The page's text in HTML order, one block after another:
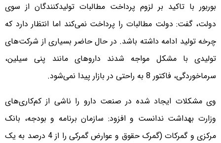
بوربور با تاکید بر لزوم پرداخت مطالبات تولیدکنندگان از سوی
دولت، گفت: دولت مطالبات را پرداخت نمی‌کند اما انتظار دارد که
چرخه تولید ادامه داشته باشد. در حال حاضر بسیاری از شرکت‌های
تولیدی با مشکل مواجه شدند داروهای مانند پنی سیلین،
سرماخوردگی، فاکتور 8 به راحتی در بازار پیدا نمی‌شود.
وی مشکلات ایجاد شده در صنعت دارو را ناشی از کم‌کاری‌های
وزارت بهداشت ندانست و افزود: سازمان برنامه و بودجه، بانک
مرکزی و گمرکات (گمرک حقوق و عوارض گمرکی را از 4 درصد به یک